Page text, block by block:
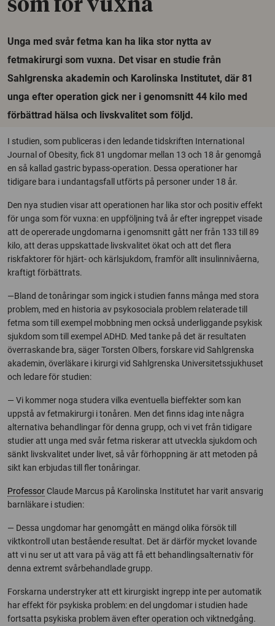
som för vuxna
Unga med svår fetma kan ha lika stor nytta av
fetmakirurgi som vuxna. Det visar en studie från
Sahlgrenska akademin och Karolinska Institutet, där 81
unga efter operation gick ner i genomsnitt 44 kilo med
förbättrad hälsa och livskvalitet som följd.
I studien, som publiceras i den ledande tidskriften International
Journal of Obesity, fick 81 ungdomar mellan 13 och 18 år genomgå
en så kallad gastric bypass-operation. Dessa operationer har
tidigare bara i undantagsfall utförts på personer under 18 år.
Den nya studien visar att operationen har lika stor och positiv effekt
för unga som för vuxna: en uppföljning två år efter ingreppet visade
att de opererade ungdomarna i genomsnitt gått ner från 133 till 89
kilo, att deras uppskattade livskvalitet ökat och att det flera
riskfaktorer för hjärt- och kärlsjukdom, framför allt insulinnivåerna,
kraftigt förbättrats.
—Bland de tonåringar som ingick i studien fanns många med stora
problem, med en historia av psykosociala problem relaterade till
fetma som till exempel mobbning men också underliggande psykisk
sjukdom som till exempel ADHD. Med tanke på det är resultaten
överraskande bra, säger Torsten Olbers, forskare vid Sahlgrenska
akademin, överläkare i kirurgi vid Sahlgrenska Universitetssjukhuset
och ledare för studien:
— Vi kommer noga studera vilka eventuella bieffekter som kan
uppstå av fetmakirurgi i tonåren. Men det finns idag inte några
alternativa behandlingar för denna grupp, och vi vet från tidigare
studier att unga med svår fetma riskerar att utveckla sjukdom och
sänkt livskvalitet under livet, så vår förhoppning är att metoden på
sikt kan erbjudas till fler tonåringar.
Professor Claude Marcus på Karolinska Institutet har varit ansvarig
barnläkare i studien:
— Dessa ungdomar har genomgått en mängd olika försök till
viktkontroll utan bestående resultat. Det är därför mycket lovande
att vi nu ser ut att vara på väg att få ett behandlingsalternativ för
denna extremt svårbehandlade grupp.
Forskarna understryker att ett kirurgiskt ingrepp inte per automatik
har effekt för psykiska problem: en del ungdomar i studien hade
fortsatta psykiska problem även efter operation och viktnedgång.